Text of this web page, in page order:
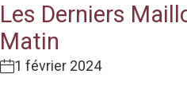
Les Derniers
Matin
1 février 2024